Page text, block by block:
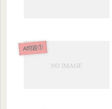
A問題①